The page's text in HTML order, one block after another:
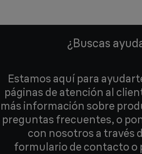
¿Buscas
Estamos aquí para
páginas de atención al
más información sobre
preguntas frecuentes, o
con nosotros a través
formulario de contacto o